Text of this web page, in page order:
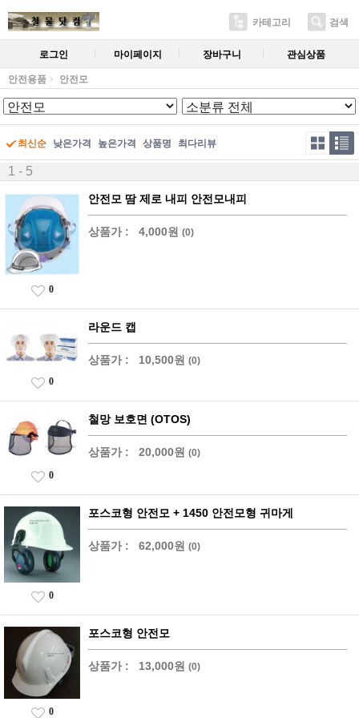
카테고리 검색
로그인 마이페이지 장바구니 관심상품
안전용품 안전모
최신순 낮은가격 높은가격 상품명 최다리뷰
1 - 5
안전모 땀 제로 내피 안전모내피
상품가 : 4,000원 (0)
0
라운드 캡
상품가 : 10,500원 (0)
0
철망 보호면 (OTOS)
상품가 : 20,000원 (0)
0
포스코형 안전모 + 1450 안전모형 귀마게
상품가 : 62,000원 (0)
0
포스코형 안전모
상품가 : 13,000원 (0)
0